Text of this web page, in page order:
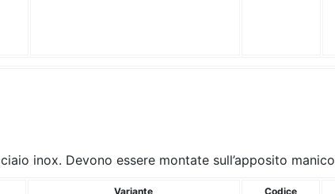
inox. Devono essere montate sull’apposito manico
Variante Codice